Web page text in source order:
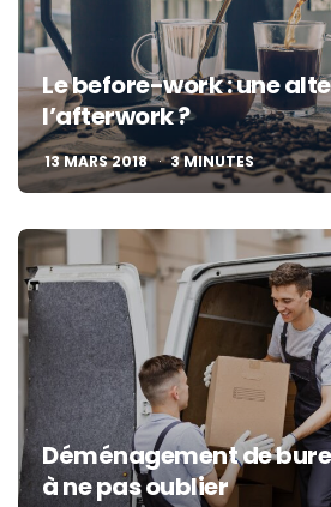
Le before-work : une
l’afterwork ?
13 MARS 2018 3MINUTES
Déménagement de
à ne pas oublier